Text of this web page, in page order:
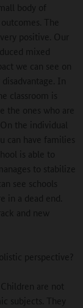
body of
The
positive. Our
mixed
we can see on
In
is
the ones who are
the individual
can have families
is able to
to stabilize
see schools
in a dead end.
and new
perspective?
are not
subjects. They